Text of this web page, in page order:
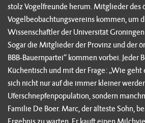
stolz Vogelfreunde herum. Mitglieder des
Vogelbeobachtungsvereins kommen, um
Wissenschaftler der Universität
Sogar die Mitglieder der Provinz und der
BBB-Bauernpartei“ kommen vorbei. Jeder
Küchentisch und mit der Frage: „Wie geht
sich nicht nur auf die immer kleiner
Uferschnepfenpopulation, sondern
Familie De Boer. Marc, der älteste Sohn,